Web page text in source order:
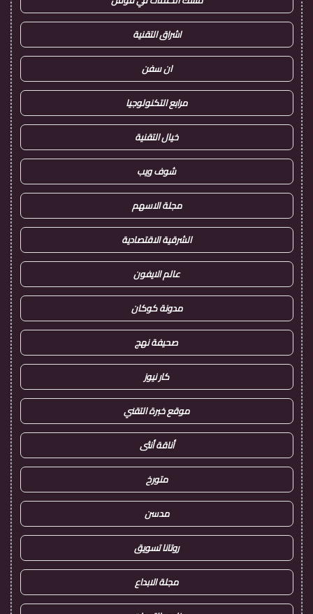
اشراق التقنية
ان سفن
مرابع التكنولوجيا
خيال التقنية
شوف ويب
مجلة الاسهم
الشرقية الاقتصادية
عالم الايفون
مدونة كوكان
صحيفة نهج
كار نيوز
موقع خبرة التقني
أناقة أنثى
متورخ
مدسن
روتانا تسويق
مجلة الابداع